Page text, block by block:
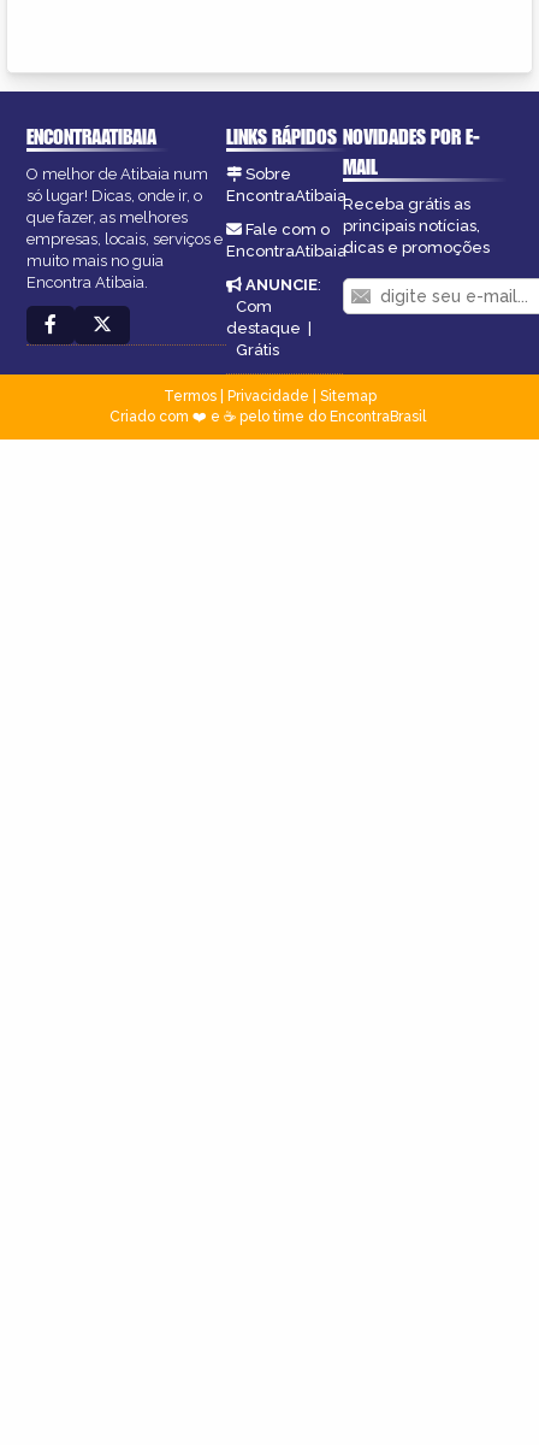
ENCONTRAATIBAIA
O melhor de Atibaia num
só lugar! Dicas, onde ir, o
que fazer, as melhores
empresas, locais, serviços e
muito mais no guia
Encontra Atibaia.
LINKS RÁPIDOS
Sobre
EncontraAtibaia
Fale com o
EncontraAtibaia
ANUNCIE:
Com
destaque |
Grátis
NOVIDADES POR E-
MAIL
Receba grátis as
principais notícias,
dicas e promoções
Termos| Privacidade
Sitemap
Criado com ❤️ e ☕ pelo time do EncontraBrasil